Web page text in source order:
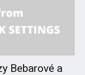
Bebarové a